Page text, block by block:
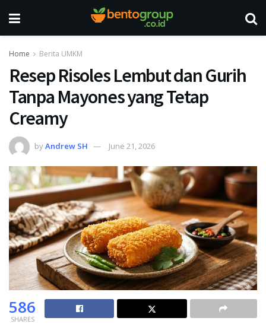
Home Berita UMKM
Resep Risoles Lembut dan Gurih
Tanpa Mayones yang Tetap
Creamy
byAndrew SH June 21, 2026
586
SHARES